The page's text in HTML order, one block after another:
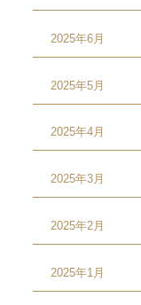
2025年6月
2025年5月
2025年4月
2025年3月
2025年2月
2025年1月